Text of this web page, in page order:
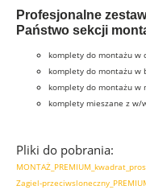
Profesjonalne
Państwo sekcji
komplety do montażu w
komplety do montażu w
komplety do montażu w
komplety mieszane z w/
Pliki do pobrania:
Zagiel-